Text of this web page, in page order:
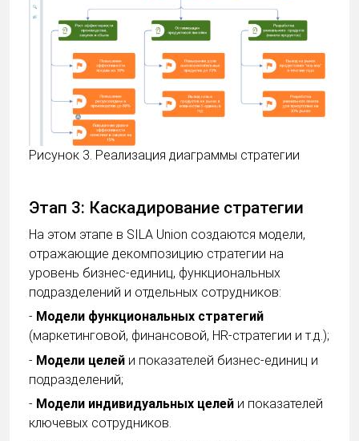
Рисунок 3. Реализация диаграммы стратегии
Этап 3: Каскадирование стратегии
На этом этапе в SILA Union создаются модели,
отражающие декомпозицию стратегии на
уровень бизнес-единиц, функциональных
подразделений и отдельных сотрудников:
- Модели функциональных стратегий
(маркетинговой, финансовой, HR-стратегии и т.д.);
- Модели целей и показателей бизнес-единиц и
подразделений;
- Модели индивидуальных целей и показателей
ключевых сотрудников.